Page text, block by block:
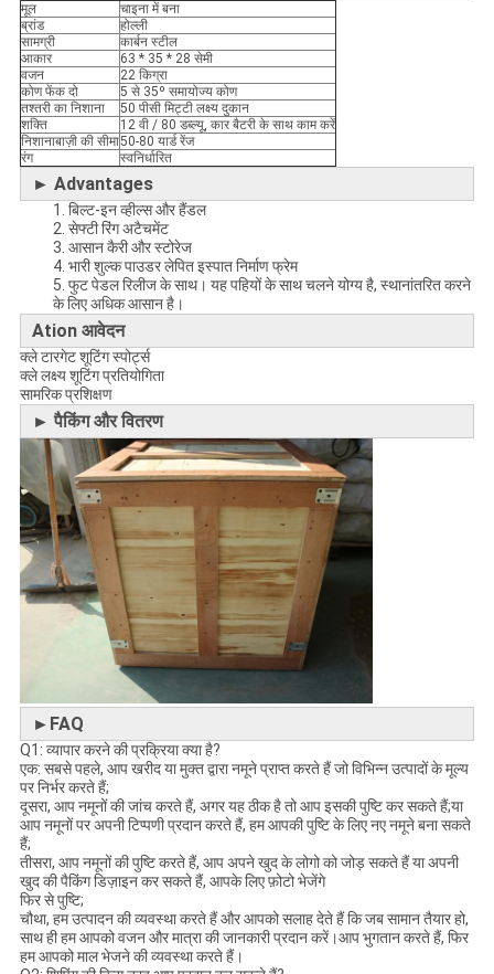
मूल
चाइना में बना
ब्रांड
होल्ली
सामग्री
कार्बन स्टील
आकार
63 * 35 * 28 सेमी
वजन
22 किग्रा
कोण फेंक दो
5 से 35º समायोज्य कोण
तश्तरी का निशाना
50 पीसी मिट्टी लक्ष्य दुकान
शक्ति
12 वी / 80 डब्ल्यू, कार बैटरी के साथ काम करें
निशानाबाज़ी की सीमा50-80 यार्ड रेंज
रंग
स्वनिर्धारित
► Advantages
1. बिल्ट-इन व्हील्स और हैंडल
2. सेफ्टी रिंग अटैचमेंट
3. आसान कैरी और स्टोरेज
4. भारी शुल्क पाउडर लेपित इस्पात निर्माण फ्रेम
5. फुट पेडल रिलीज के साथ। यह पहियों के साथ चलने योग्य है, स्थानांतरित करने
के लिए अधिक आसान है।
Ation आवेदन
क्ले टारगेट शूटिंग स्पोर्ट्स
क्ले लक्ष्य शूटिंग प्रतियोगिता
सामरिक प्रशिक्षण
► पैकिंग और वितरण
►FAQ
Q1: व्यापार करने की प्रक्रिया क्या है?
एक: सबसे पहले, आप खरीद या मुक्त द्वारा नमूने प्राप्त करते हैं जो विभिन्न उत्पादों के मूल्य
पर निर्भर करते हैं;
दूसरा, आप नमूनों की जांच करते हैं, अगर यह ठीक है तो आप इसकी पुष्टि कर सकते हैं;या
आप नमूनों पर अपनी टिप्पणी प्रदान करते हैं, हम आपकी पुष्टि के लिए नए नमूने बना सकते
हैं;
तीसरा, आप नमूनों की पुष्टि करते हैं, आप अपने खुद के लोगो को जोड़ सकते हैं या अपनी
खुद की पैकिंग डिज़ाइन कर सकते हैं, आपके लिए फ़ोटो भेजेंगे
फिर से पुष्टि;
चौथा, हम उत्पादन की व्यवस्था करते हैं और आपको सलाह देते हैं कि जब सामान तैयार हो,
साथ ही हम आपको वजन और मात्रा की जानकारी प्रदान करें।आप भुगतान करते हैं, फिर
हम आपको माल भेजने की व्यवस्था करते हैं।